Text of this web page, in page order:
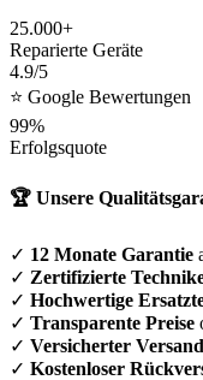
25.000+
Reparierte Geräte
4.9/5
⭐ Google Bewertungen
99%
Erfolgsquote
🏆 Unsere
✓ 12 Monate Garantie
✓ Zertifizierte
✓ Hochwertige
✓ Transparente Preise
✓ Versicherter Versand
✓ Kostenloser